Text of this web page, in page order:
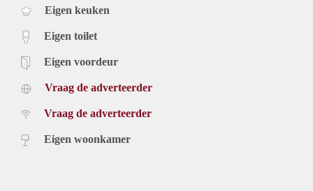
Eigen keuken
Eigen toilet
Eigen voordeur
Vraag de adverteerder
Vraag de adverteerder
Eigen woonkamer